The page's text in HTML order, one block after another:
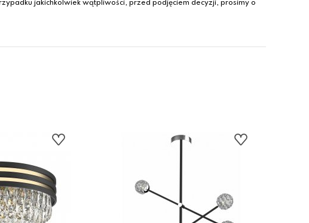
jakichkolwiek wątpliwości, przed podjęciem decyzji, prosimy o